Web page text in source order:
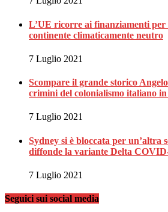
L’UE ricorre ai finanziamenti per
continente climaticamente neutro
7 Luglio 2021
Scompare il grande storico
crimini del colonialismo italiano
7 Luglio 2021
Sydney si è bloccata per un’altra
diffonde la variante Delta
7 Luglio 2021
Seguici sui social media